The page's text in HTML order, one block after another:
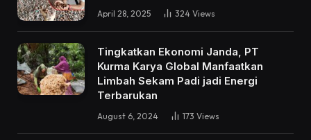
April 28, 2025 324 Views
Tingkatkan Ekonomi Janda, PT
Kurma Karya Global Manfaatkan
Limbah Sekam Padi jadi Energi
Terbarukan
August 6, 2024 173 Views